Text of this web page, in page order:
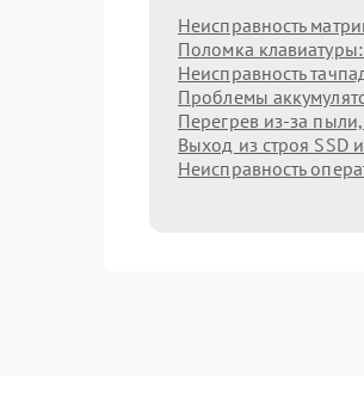
Неисправность
Поломка
Неисправность
Проблемы
Перегрев из‑за
Выход из строя SSD
Неисправность